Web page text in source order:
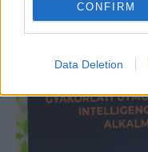
CONFIRM
Data Deletion